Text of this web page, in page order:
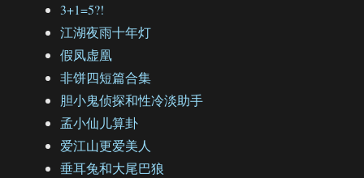
3+1=5?!
江湖夜雨十年灯
假凤虚凰
非饼四短篇合集
胆小鬼侦探和性冷淡助手
孟小仙儿算卦
爱江山更爱美人
垂耳兔和大尾巴狼